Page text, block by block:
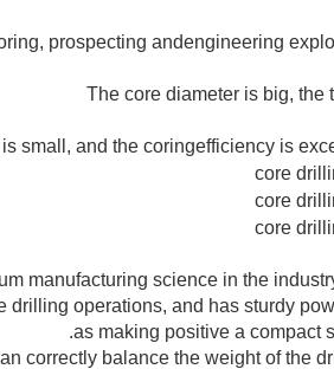
manufacturing science in the
drilling operations, and has sturdy
as making positive a compact
correctly balance the weight of the